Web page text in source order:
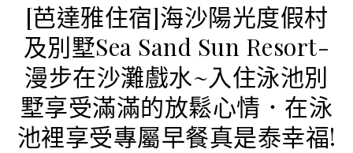
[芭達雅住宿]海沙陽光度假村
及別墅Sea Sand Sun Resort-
漫步在沙灘戲水~入住泳池別
墅享受滿滿的放鬆心情．在泳
池裡享受專屬早餐真是泰幸福!